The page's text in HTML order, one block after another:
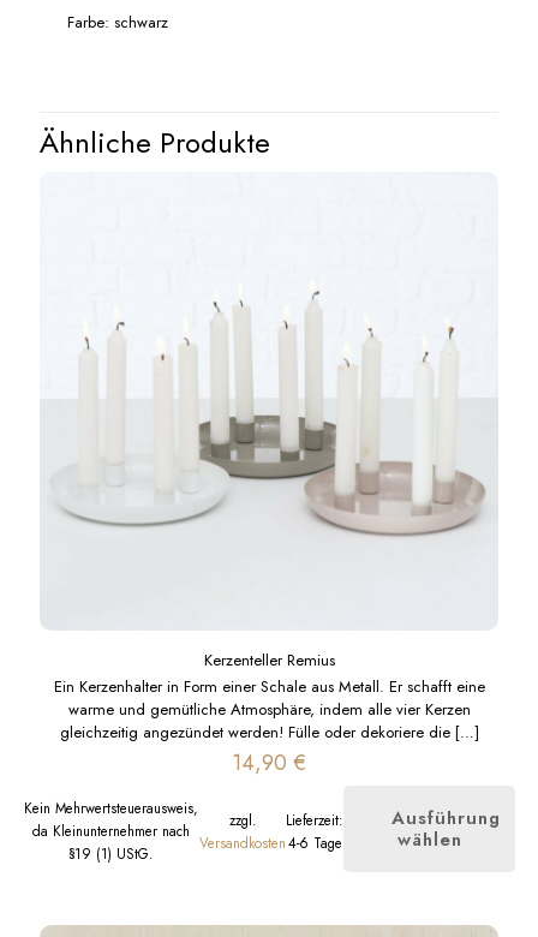
Farbe: schwarz
Ähnliche Produkte
Kerzenteller Remius
Ein Kerzenhalter in Form einer Schale aus Metall. Er schafft eine
warme und gemütliche Atmosphäre, indem alle vier Kerzen
gleichzeitig angezündet werden! Fülle oder dekoriere die[…]
14,90 €
Kein Mehrwertsteuerausweis,
da Kleinunternehmer nach
§19 (1) UStG.
zzgl.
Versandkosten
Lieferzeit:
4-6 Tage
Ausführung
wählen
Dieses
Produkt
Varianten